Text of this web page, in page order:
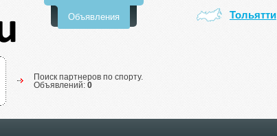
Объявления Тольятти
Поиск партнеров по спорту.
Объявлений: 0